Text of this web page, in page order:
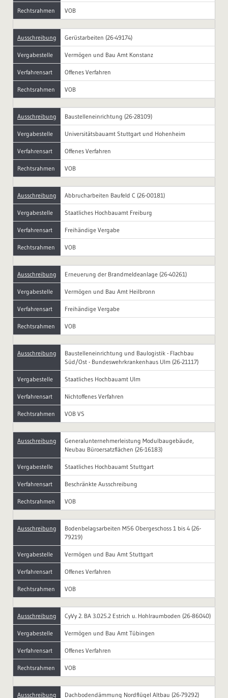
Rechtsrahmen VOB
Ausschreibung Gerüstarbeiten (26-49174)
Vergabestelle Vermögen und Bau Amt Konstanz
Verfahrensart Offenes Verfahren
Rechtsrahmen VOB
Ausschreibung Baustelleneinrichtung (26-28109)
Vergabestelle Universitätsbauamt Stuttgart und Hohenheim
Verfahrensart Offenes Verfahren
Rechtsrahmen VOB
Ausschreibung Abbrucharbeiten Baufeld C (26-00181)
Vergabestelle Staatliches Hochbauamt Freiburg
Verfahrensart Freihändige Vergabe
Rechtsrahmen VOB
Ausschreibung Erneuerung der Brandmeldeanlage (26-40261)
Vergabestelle Vermögen und Bau Amt Heilbronn
Verfahrensart Freihändige Vergabe
Rechtsrahmen VOB
Ausschreibung
Baustelleneinrichtung und Baulogistik - Flachbau
Süd/Ost - Bundeswehrkrankenhaus Ulm (26-21117)
Vergabestelle Staatliches Hochbauamt Ulm
Verfahrensart Nichtoffenes Verfahren
Rechtsrahmen VOB VS
Ausschreibung
Generalunternehmerleistung Modulbaugebäude,
Neubau Büroersatzflächen (26-16183)
Vergabestelle Staatliches Hochbauamt Stuttgart
Verfahrensart Beschränkte Ausschreibung
Rechtsrahmen VOB
Ausschreibung
Bodenbelagsarbeiten M56 Obergeschoss 1 bis 4 (26-
79219)
Vergabestelle Vermögen und Bau Amt Stuttgart
Verfahrensart Offenes Verfahren
Rechtsrahmen VOB
Ausschreibung CyVy 2. BA 3.025.2 Estrich u. Hohlraumboden (26-86040)
Vergabestelle Vermögen und Bau Amt Tübingen
Verfahrensart Offenes Verfahren
Rechtsrahmen VOB
Ausschreibung Dachbodendämmung Nordflügel Altbau (26-79292)